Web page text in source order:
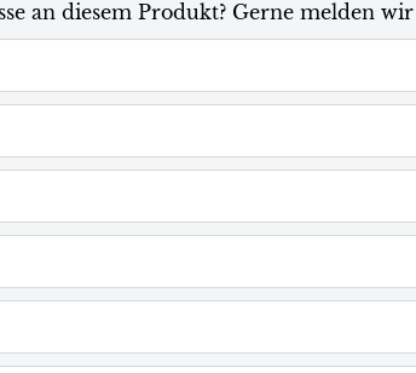
an diesem Produkt? Gerne melden